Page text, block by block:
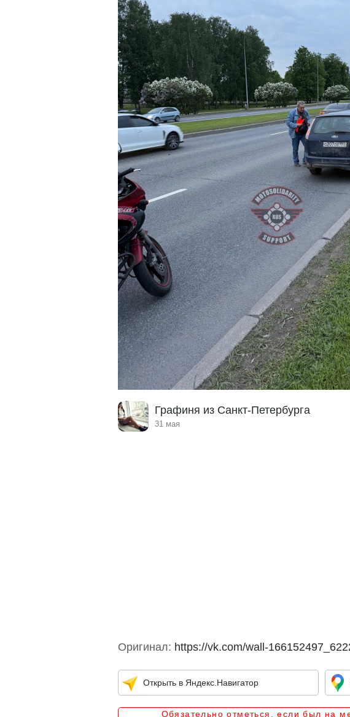
Графиня из Санкт-Петербурга
31 мая
Оригинал: https://vk.com/wall-
Открыть в Яндекс.Навигатор
Обязательно отметься, если был на